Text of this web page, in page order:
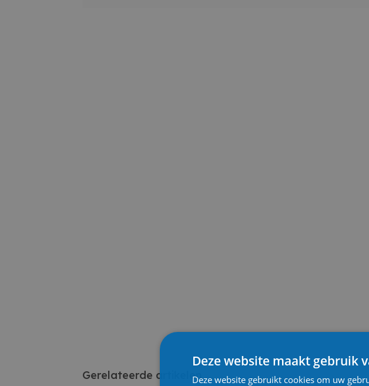
Gerelateerde artikelen
Deze website maakt gebruik
Deze website gebruikt cookies om uw